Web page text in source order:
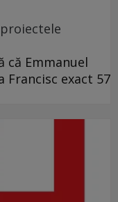
că Emmanuel
Francisc exact 57